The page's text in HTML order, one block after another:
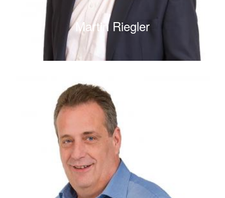
Martin Riegler